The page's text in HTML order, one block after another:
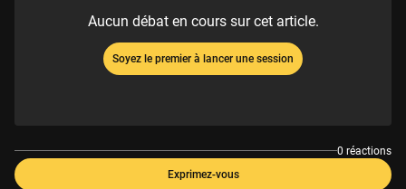
Aucun débat en cours sur cet article.
Soyez le premier à lancer une session
0 réactions
Exprimez-vous